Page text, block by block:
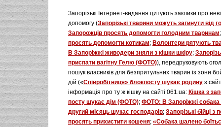
Запорізькі Інтернет-видання цитують заклики про
допомогу (Запорізькі тварини можуть загинути від
Запорожців просять допомогти голодним тваринам
просять допомогти котикам; Волонтери рятують
В Запоріжжі живодери зняли з кішки шкіру;
приспати вагітну Гелю (ФОТО)), передруковують
пошук власників для безпритульних тварин із зони
дій («Співробітниця» блокпосту шукає родину з
інформація про ту ж кішку на сайті 061.ua: Кішка з
посту шукає дім (ФОТО); ФОТО: В Запоріжжі собака
другий місяць шукає господарів; Запорізькі бійці з
просять прихистити кошеня; «Собака шалено